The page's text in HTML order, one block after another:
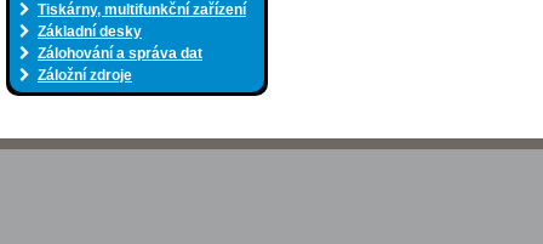
Tiskárny, multifunkční zařízení
Základní desky
Zálohování a správa dat
Záložní zdroje